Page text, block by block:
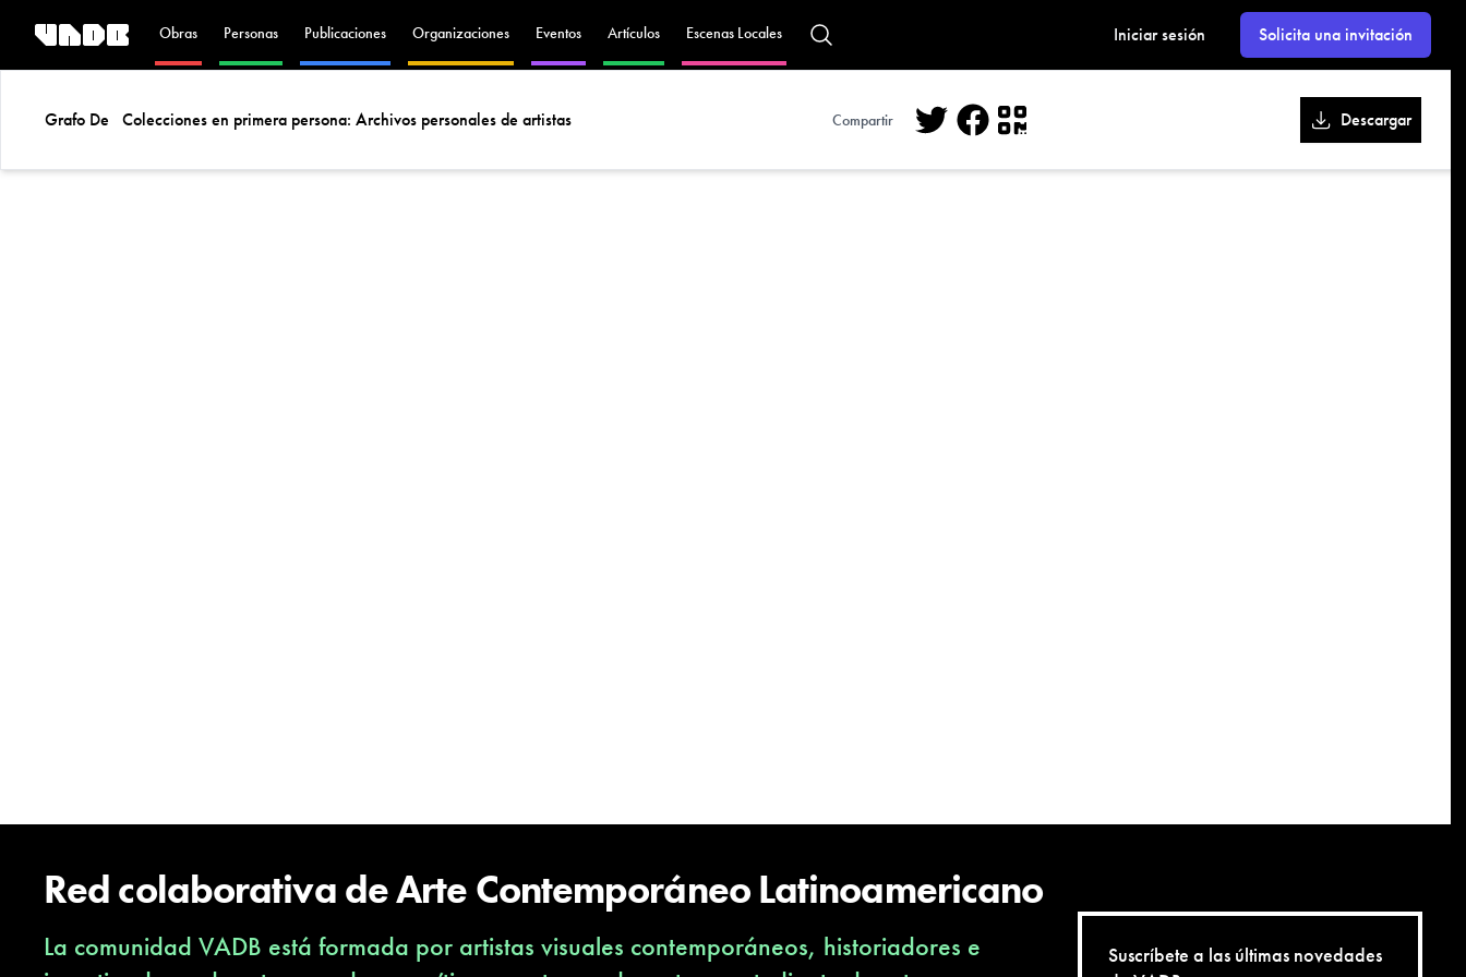
Obras Personas Publicaciones Organizaciones Eventos Artículos Escenas Locales Iniciar sesión Solicita una invitación
Grafo De Colecciones en primera persona: Archivos personales de artistas Compartir Descargar
Red colaborativa de Arte Contemporáneo Latinoamericano
La comunidad VADB está formada por artistas visuales contemporáneos, historiadores e
Suscríbete a las últimas novedades